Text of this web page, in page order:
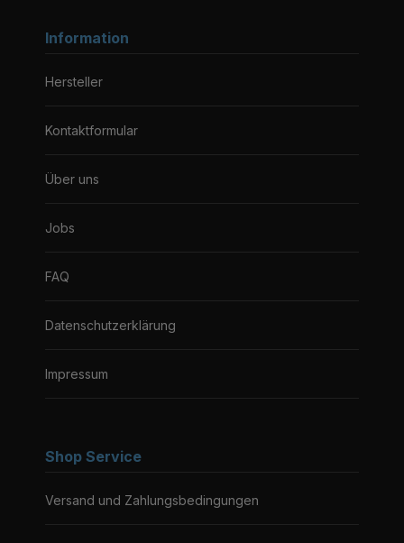
Information
Hersteller
Kontaktformular
Über uns
Jobs
FAQ
Datenschutzerklärung
Impressum
Shop Service
Versand und Zahlungsbedingungen